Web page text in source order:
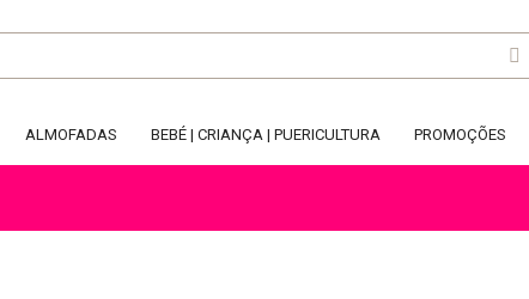
ALMOFADAS BEBÉ | CRIANÇA | PUERICULTURA PROMOÇÕES